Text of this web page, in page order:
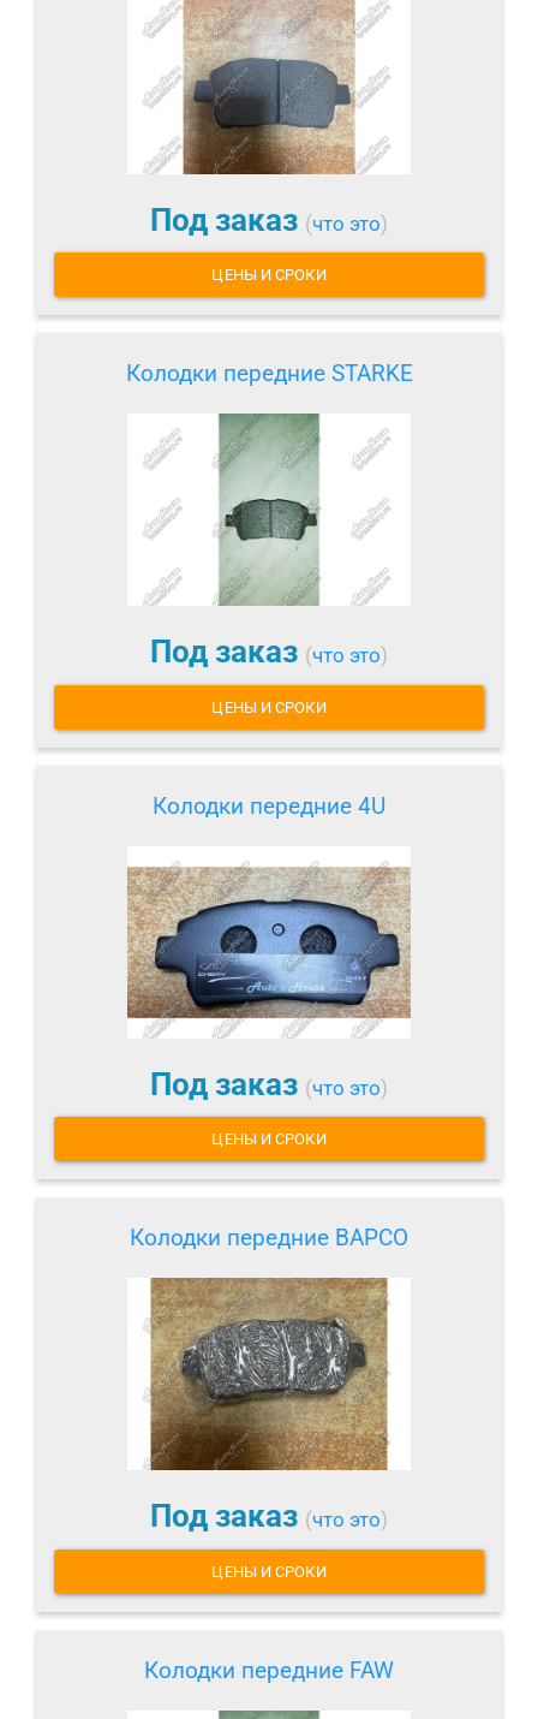
Под заказ (что это)
ЦЕНЫ И СРОКИ
Колодки передние STARKE
Под заказ (что это)
ЦЕНЫ И СРОКИ
Колодки передние 4U
Под заказ (что это)
ЦЕНЫ И СРОКИ
Колодки передние BAPCO
Под заказ (что это)
ЦЕНЫ И СРОКИ
Колодки передние FAW